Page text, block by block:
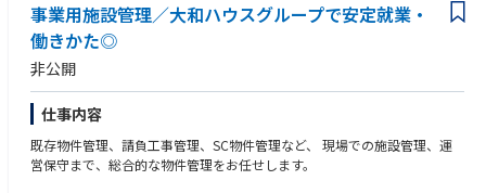
事業用施設管理／大和ハウスグループで安定就業・
働きかた◎
非公開
仕事内容
既存物件管理、請負工事管理、SC物件管理など、 現場での施設管理、運
営保守まで、総合的な物件管理をお任せします。